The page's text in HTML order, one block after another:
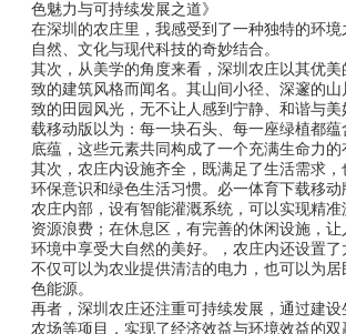
色魅力与可持续发展之道》
在深圳的农庄里，我感受到了一种独特的环境
自然、文化与现代科技的奇妙结合。
其次，从美学的角度来看，深圳农庄以其优
致的建筑风格而闻名。其山间小径、深邃的
致的田园风光，无不让人感到宁静、和谐与
载移动版以为：每一块石头、每一座绿植都
底蕴，这些元素共同构成了一个充满生命力的
其次，农庄内设施齐全，既满足了生活需求，
环保意识和绿色生活习惯。必一体育下载移
农庄内部，设有智能灌溉系统，可以实现精
资源浪费；在休息区，有完善的休闲设施，
环境中享受大自然的美好。，农庄内还设置了
不仅可以为农业提供清洁的电力，也可以为
色能源。
再者，深圳农庄还注重可持续发展，通过建
农场等项目，实现了经济效益与环境效益的双